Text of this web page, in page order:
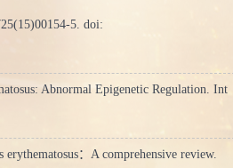
5. doi:
Abnormal Epigenetic Regulation. Int
：A comprehensive review.